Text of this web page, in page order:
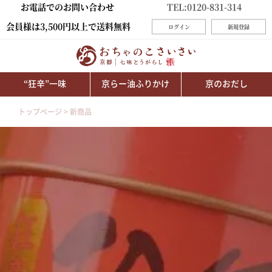
お電話でのお問い合わせ
TEL:0120-831-314
会員様は3,500円以上で送料無料
ログイン 新規登録
“狂辛”一味 京らー油ふりかけ 京のおだし
トップページ 新商品